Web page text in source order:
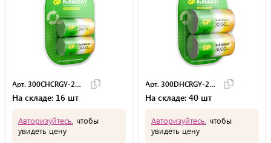
Арт. 300CHCRGY-2CRC
На складе: 16 шт
Авторизуйтесь , чтобы
увидеть цену
Арт. 300DHCRGY-2CRC
На складе: 40 шт
Авторизуйтесь , чтобы
увидеть цену